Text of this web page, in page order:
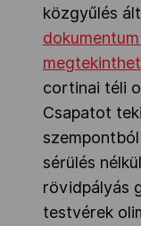
közgyűlés
cortinai téli
Csapatot
sérülés
rövidpályás
testvérek